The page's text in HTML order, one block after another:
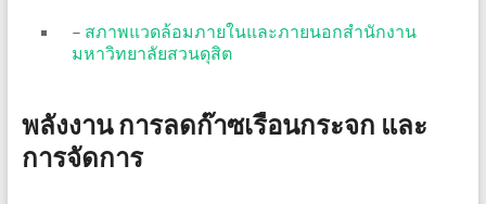
– สภาพแวดล้อมภายในและภายนอกสำนักงาน
มหาวิทยาลัยสวนดุสิต
พลังงาน การลดก๊าซเรือนกระจก และ
การจัดการ